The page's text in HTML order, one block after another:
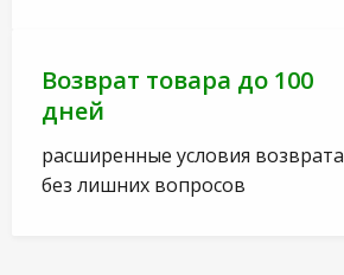
Возврат товара до 100
дней
расширенные условия возврата
без лишних вопросов